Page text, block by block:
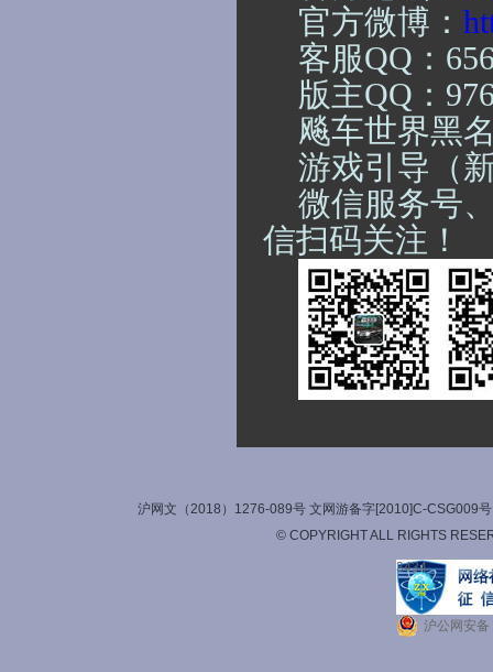
官方微博：
客服QQ：
版主QQ：
飚车世界黑
游戏引导（
微信服务号
信扫码关注！
沪网文（2018）1276-089号 文网游备字[2010]C-CSG009
© COPYRIGHT ALL RIGHTS